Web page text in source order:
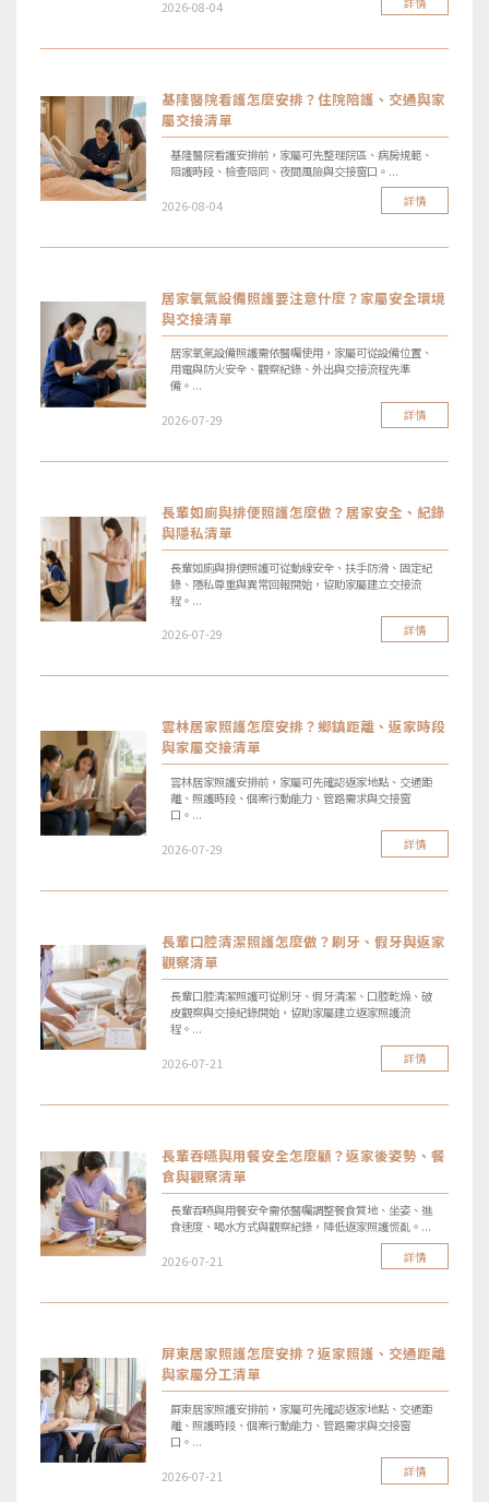
2026-08-04
基隆醫院看護怎麼安排？住院陪護、交通與家
屬交接清單
基隆醫院看護安排前，家屬可先整理院區、病房規範、
陪護時段、檢查陪同、夜間風險與交接窗口。...
2026-08-04 詳情
居家氧氣設備照護要注意什麼？家屬安全環境
與交接清單
居家氧氣設備照護需依醫囑使用，家屬可從設備位置、
用電與防火安全、觀察紀錄、外出與交接流程先準
備。...
2026-07-29 詳情
長輩如廁與排便照護怎麼做？居家安全、紀錄
與隱私清單
長輩如廁與排便照護可從動線安全、扶手防滑、固定紀
錄、隱私尊重與異常回報開始，協助家屬建立交接流
程。...
2026-07-29 詳情
雲林居家照護怎麼安排？鄉鎮距離、返家時段
與家屬交接清單
雲林居家照護安排前，家屬可先確認返家地點、交通距
離、照護時段、個案行動能力、管路需求與交接窗
口。...
2026-07-29 詳情
長輩口腔清潔照護怎麼做？刷牙、假牙與返家
觀察清單
長輩口腔清潔照護可從刷牙、假牙清潔、口腔乾燥、破
皮觀察與交接紀錄開始，協助家屬建立返家照護流
程。...
2026-07-21 詳情
長輩吞嚥與用餐安全怎麼顧？返家後姿勢、餐
食與觀察清單
長輩吞嚥與用餐安全需依醫囑調整餐食質地、坐姿、進
食速度、喝水方式與觀察紀錄，降低返家照護慌亂。...
2026-07-21 詳情
屏東居家照護怎麼安排？返家照護、交通距離
與家屬分工清單
屏東居家照護安排前，家屬可先確認返家地點、交通距
離、照護時段、個案行動能力、管路需求與交接窗
口。...
2026-07-21 詳情